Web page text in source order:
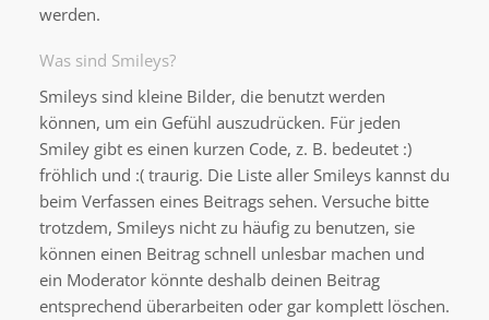
werden.
Was sind Smileys?
Smileys sind kleine Bilder, die benutzt werden
können, um ein Gefühl auszudrücken. Für jeden
Smiley gibt es einen kurzen Code, z. B. bedeutet :)
fröhlich und :( traurig. Die Liste aller Smileys kannst du
beim Verfassen eines Beitrags sehen. Versuche bitte
trotzdem, Smileys nicht zu häufig zu benutzen, sie
können einen Beitrag schnell unlesbar machen und
ein Moderator könnte deshalb deinen Beitrag
entsprechend überarbeiten oder gar komplett löschen.